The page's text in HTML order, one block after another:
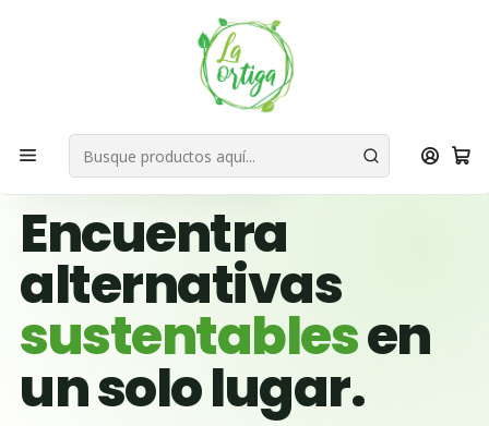
Bienvenid@s a quienes quieren un planeta más verde...
Nuestra Misión
Ubicación Emprendedores
🌱 BUSCADOR VERDE DE CHILE
Encuentra
alternativas
sustentablesen
un solo lugar.